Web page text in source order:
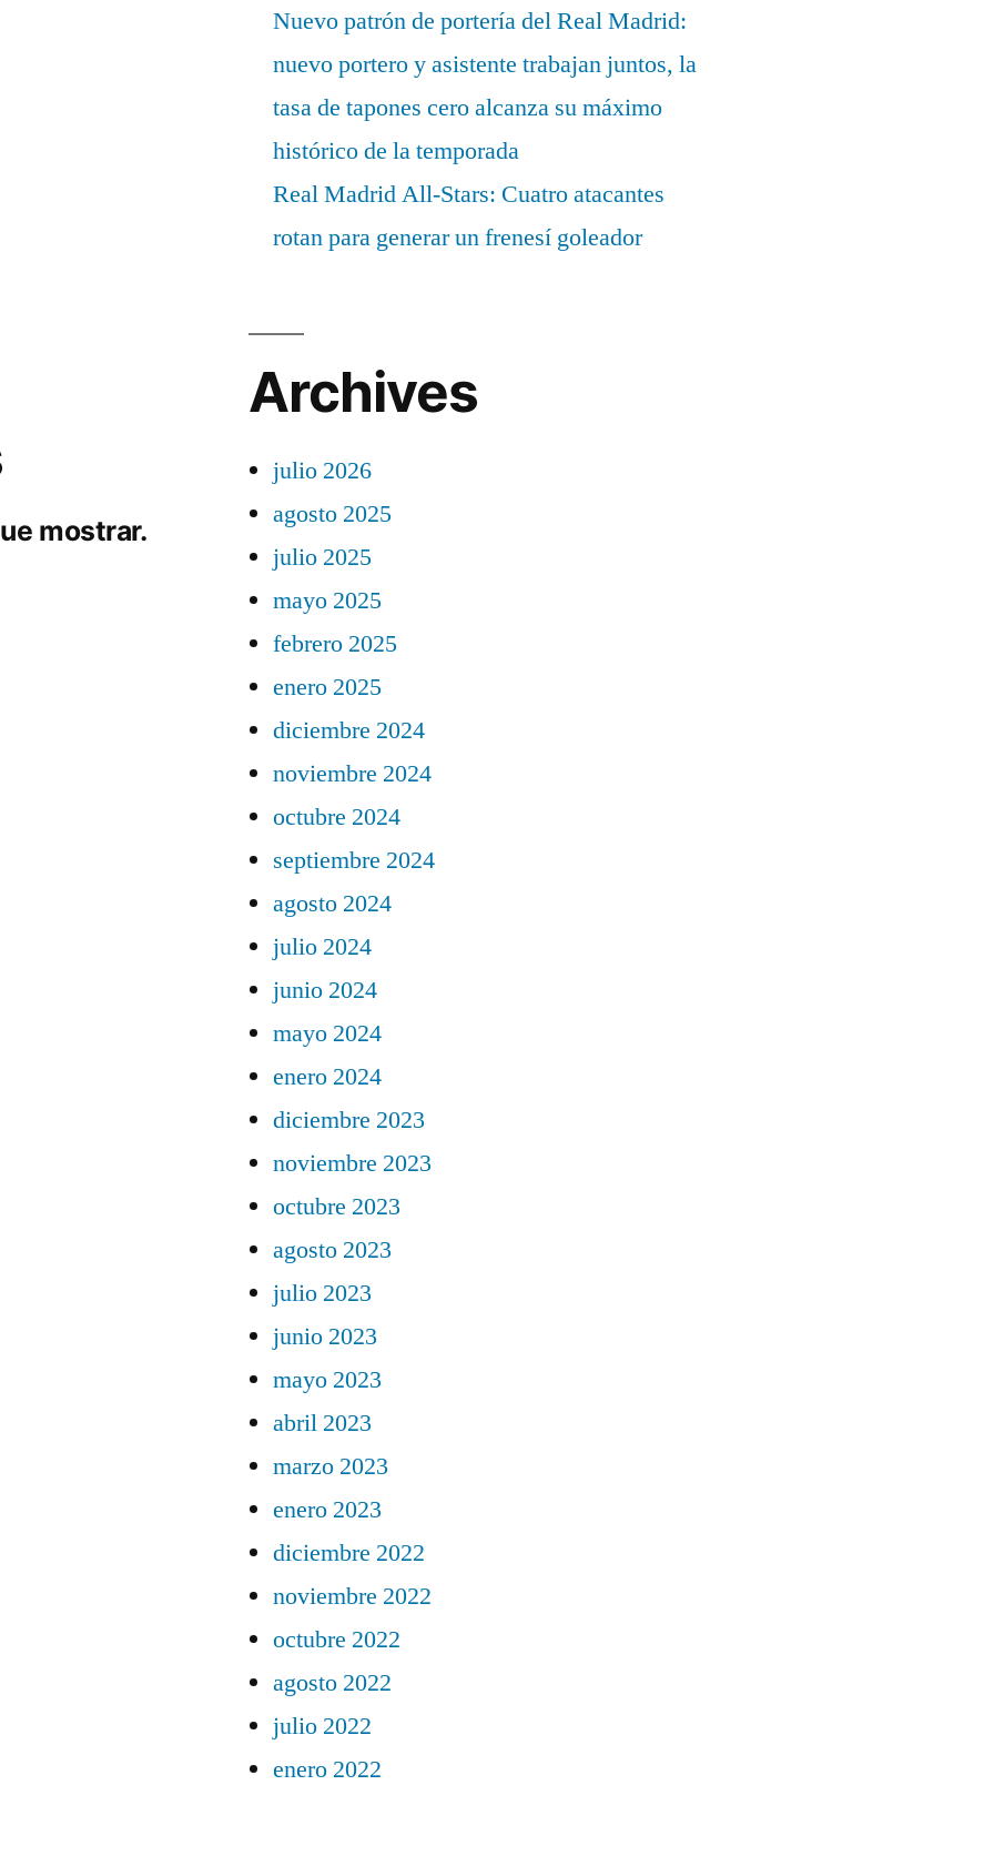
Nuevo patrón de portería del Real Madrid:
nuevo portero y asistente trabajan juntos, la
tasa de tapones cero alcanza su máximo
histórico de la temporada
Real Madrid All-Stars: Cuatro atacantes
rotan para generar un frenesí goleador
mostrar.
Archives
julio 2026
agosto 2025
julio 2025
mayo 2025
febrero 2025
enero 2025
diciembre 2024
noviembre 2024
octubre 2024
septiembre 2024
agosto 2024
julio 2024
junio 2024
mayo 2024
enero 2024
diciembre 2023
noviembre 2023
octubre 2023
agosto 2023
julio 2023
junio 2023
mayo 2023
abril 2023
marzo 2023
enero 2023
diciembre 2022
noviembre 2022
octubre 2022
agosto 2022
julio 2022
enero 2022